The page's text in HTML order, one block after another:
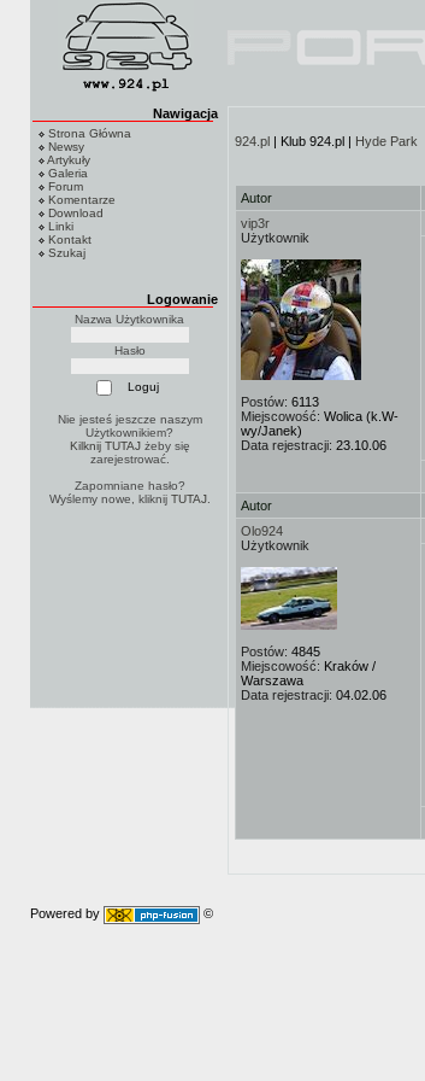
Nawigacja
Strona Główna
Newsy
Artykuły
Galeria
Forum
Komentarze
Download
Linki
Kontakt
Szukaj
Logowanie
Nazwa Użytkownika
Hasło
Nie jesteś jeszcze naszym
Użytkownikiem?
Kilknij TUTAJżeby się
zarejestrować.
Zapomniane hasło?
Wyślemy nowe, kliknij TUTAJ.
924.pl | Klub 924.pl | Hyde Park
Autor
vip3r
Użytkownik
Postów: 6113
Miejscowość: Wolica (k.W-
wy/Janek)
Data rejestracji: 23.10.06
Autor
Olo924
Użytkownik
Postów: 4845
Miejscowość: Kraków /
Warszawa
Data rejestracji: 04.02.06
Powered by ©